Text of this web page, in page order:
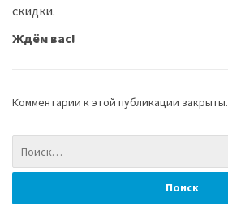
скидки.
Ждём вас!
Комментарии к этой публикации закрыты.